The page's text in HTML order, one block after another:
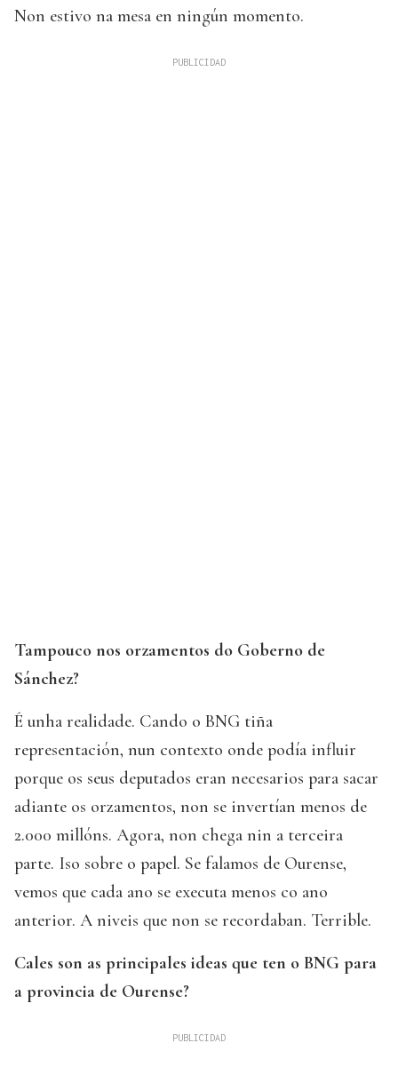
Non estivo na mesa en ningún momento.
Tampouco nos orzamentos do Goberno de
Sánchez?
É unha realidade. Cando o BNG tiña
representación, nun contexto onde podía influir
porque os seus deputados eran necesarios para sacar
adiante os orzamentos, non se invertían menos de
2.000 millóns. Agora, non chega nin a terceira
parte. Iso sobre o papel. Se falamos de Ourense,
vemos que cada ano se executa menos co ano
anterior. A niveis que non se recordaban. Terrible.
Cales son as principales ideas que ten o BNG para
a provincia de Ourense?